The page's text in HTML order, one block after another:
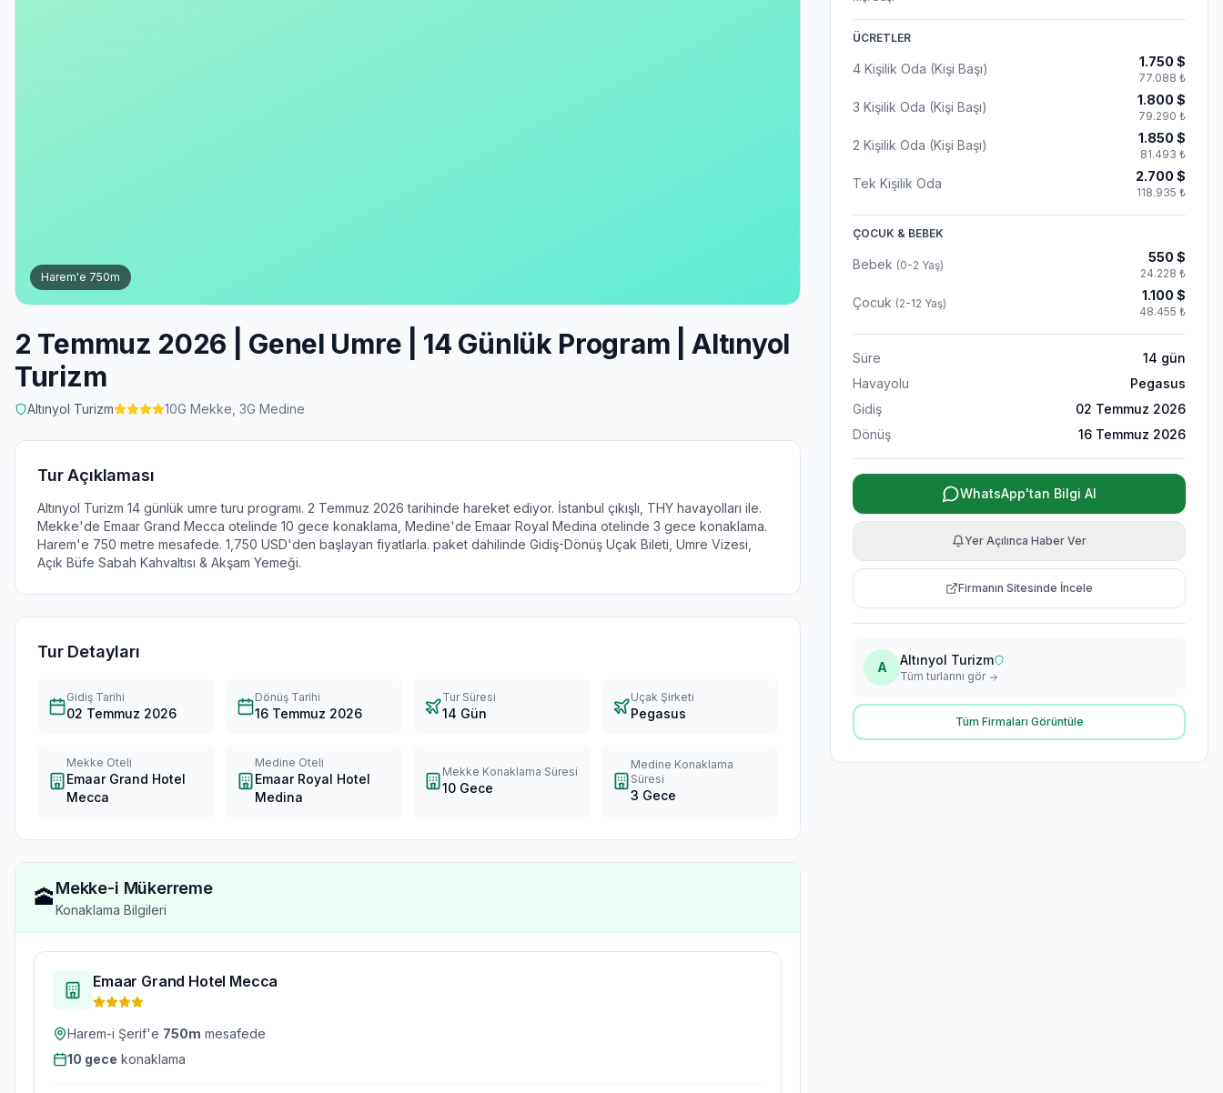
Harem'e 750m
2 Temmuz 2026 | Genel Umre | 14 Günlük Program | Altınyol
Turizm
Altınyol Turizm 10G Mekke, 3G Medine
Tur Açıklaması
Altınyol Turizm 14 günlük umre turu programı. 2 Temmuz 2026 tarihinde hareket ediyor. İstanbul çıkışlı, THY havayolları ile.
Mekke'de Emaar Grand Mecca otelinde 10 gece konaklama, Medine'de Emaar Royal Medina otelinde 3 gece konaklama.
Harem'e 750 metre mesafede. 1,750 USD'den başlayan fiyatlarla. paket dahilinde Gidiş-Dönüş Uçak Bileti, Umre Vizesi,
Açık Büfe Sabah Kahvaltısı & Akşam Yemeği.
Tur Detayları
Gidiş Tarihi
02 Temmuz 2026
Dönüş Tarihi
16 Temmuz 2026
Tur Süresi
14 Gün
Uçak Şirketi
Pegasus
Mekke Oteli
Emaar Grand Hotel
Mecca
Medine Oteli
Emaar Royal Hotel
Medina
Mekke Konaklama Süresi
10 Gece
Medine Konaklama
Süresi
3 Gece
🕋Mekke-i Mükerreme
Konaklama Bilgileri
Emaar Grand Hotel Mecca
Harem-i Şerif'e 750m mesafede
10 gece konaklama
ÜCRETLER
4 Kişilik Oda (Kişi Başı) 1.750 $
77.088 ₺
3 Kişilik Oda (Kişi Başı) 1.800 $
79.290 ₺
2 Kişilik Oda (Kişi Başı) 1.850 $
81.493 ₺
Tek Kişilik Oda 2.700 $
118.935 ₺
ÇOCUK & BEBEK
Bebek (0-2 Yaş)
550 $
24.228 ₺
Çocuk (2-12 Yaş)
1.100 $
48.455 ₺
Süre 14 gün
Havayolu
Pegasus
Gidiş
02 Temmuz 2026
Dönüş
16 Temmuz 2026
WhatsApp'tan Bilgi Al
Yer Açılınca Haber Ver
Firmanın Sitesinde İncele
A Altınyol Turizm
Tüm turlarını gör
Tüm Firmaları Görüntüle